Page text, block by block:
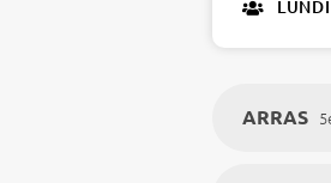
1er
atelier
LUNDI
ARRAS